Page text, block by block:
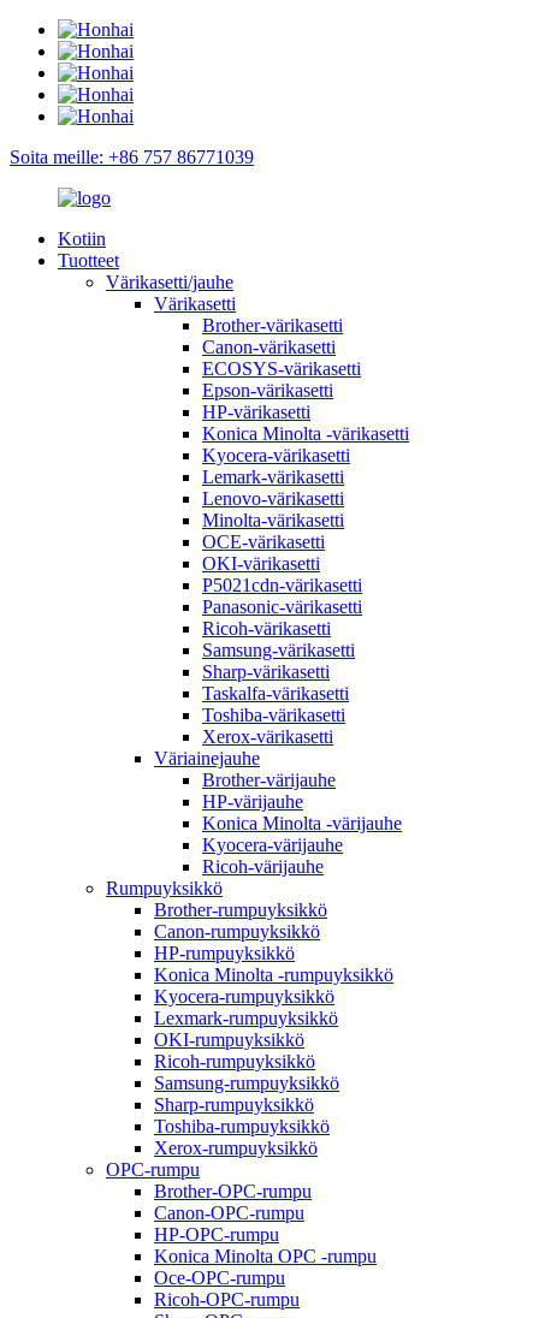
Soita meille: +86 757 86771039
Kotiin
Tuotteet
Värikasetti/jauhe
Värikasetti
Brother-värikasetti
Canon-värikasetti
ECOSYS-värikasetti
Epson-värikasetti
HP-värikasetti
Konica Minolta -värikasetti
Kyocera-värikasetti
Lemark-värikasetti
Lenovo-värikasetti
Minolta-värikasetti
OCE-värikasetti
OKI-värikasetti
P5021cdn-värikasetti
Panasonic-värikasetti
Ricoh-värikasetti
Samsung-värikasetti
Sharp-värikasetti
Taskalfa-värikasetti
Toshiba-värikasetti
Xerox-värikasetti
Väriainejauhe
Brother-värijauhe
HP-värijauhe
Konica Minolta -värijauhe
Kyocera-värijauhe
Ricoh-värijauhe
Rumpuyksikkö
Brother-rumpuyksikkö
Canon-rumpuyksikkö
HP-rumpuyksikkö
Konica Minolta -rumpuyksikkö
Kyocera-rumpuyksikkö
Lexmark-rumpuyksikkö
OKI-rumpuyksikkö
Ricoh-rumpuyksikkö
Samsung-rumpuyksikkö
Sharp-rumpuyksikkö
Toshiba-rumpuyksikkö
Xerox-rumpuyksikkö
OPC-rumpu
Brother-OPC-rumpu
Canon-OPC-rumpu
HP-OPC-rumpu
Konica Minolta OPC -rumpu
Oce-OPC-rumpu
Ricoh-OPC-rumpu